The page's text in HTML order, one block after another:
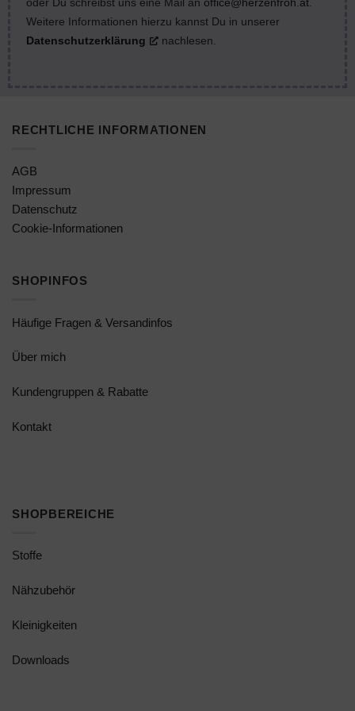
Weitere Informationen hierzu kannst Du in unserer
Datenschutzerklärung
nachlesen.
RECHTLICHE INFORMATIONEN
AGB
Impressum
Datenschutz
Cookie-Informationen
SHOPINFOS
Häufige Fragen & Versandinfos
Über mich
Kundengruppen & Rabatte
Kontakt
SHOPBEREICHE
Stoffe
Nähzubehör
Kleinigkeiten
Downloads